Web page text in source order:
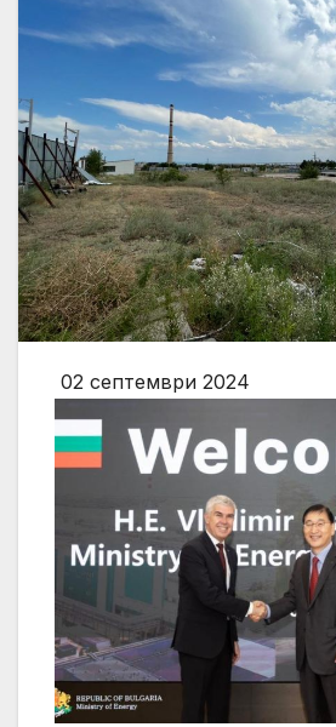
02 септември 2024